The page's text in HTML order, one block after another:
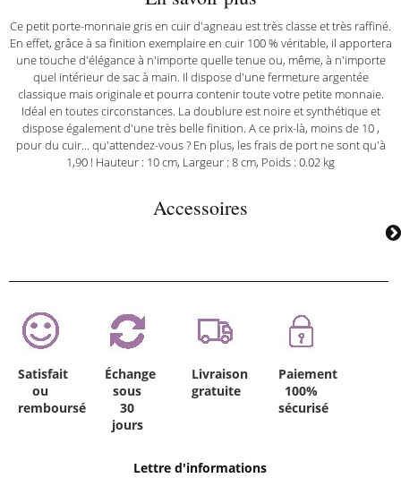
Ce petit porte-monnaie gris en cuir d'agneau est très classe et très raffiné.
En effet, grâce à sa finition exemplaire en cuir 100 % véritable, il apportera
une touche d'élégance à n'importe quelle tenue ou, même, à n'importe
quel intérieur de sac à main. Il dispose d'une fermeture argentée
classique mais originale et pourra contenir toute votre petite monnaie.
Idéal en toutes circonstances. La doublure est noire et synthétique et
dispose également d'une très belle finition. A ce prix-là, moins de 10 ,
pour du cuir... qu'attendez-vous ? En plus, les frais de port ne sont qu'à
1,90 ! Hauteur : 10 cm, Largeur : 8 cm, Poids : 0.02 kg
Accessoires
Satisfait
ou
remboursé
Échange
sous
30
jours
Livraison
gratuite
Paiement
100%
sécurisé
Lettre d'informations